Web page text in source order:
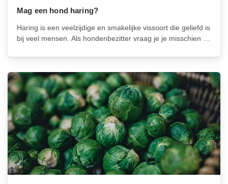
Mag een hond haring?
Haring is een veelzijdige en smakelijke vissoort die geliefd is
bij veel mensen. Als hondenbezitter vraag je je misschien af
tussendoortje. In dit artikel zullen we de...